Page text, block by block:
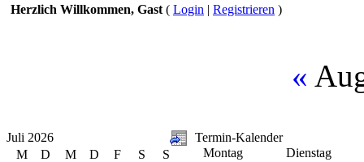
Herzlich Willkommen, Gast ( Login | Registrieren )
«
Juli 2026
M
D M D F S
S
Termin-Kalender
Montag
Dienstag